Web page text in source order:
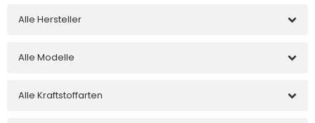
Alle Hersteller
Alle Modelle
Alle Kraftstoffarten